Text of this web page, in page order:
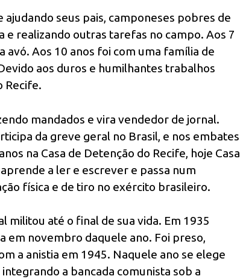
seus pais, camponeses pobres de
e realizando outras tarefas no campo. Aos 7
Aos 10 anos foi com uma família de
aos duros e humilhantes trabalhos
Recife.
mandados e vira vendedor de jornal.
da greve geral no Brasil, e nos embates
na Casa de Detenção do Recife, hoje Casa
a ler e escrever e passa num
física e de tiro no exército brasileiro.
militou até o final de sua vida. Em 1935
em novembro daquele ano. Foi preso,
a anistia em 1945. Naquele ano se elege
a bancada comunista sob a